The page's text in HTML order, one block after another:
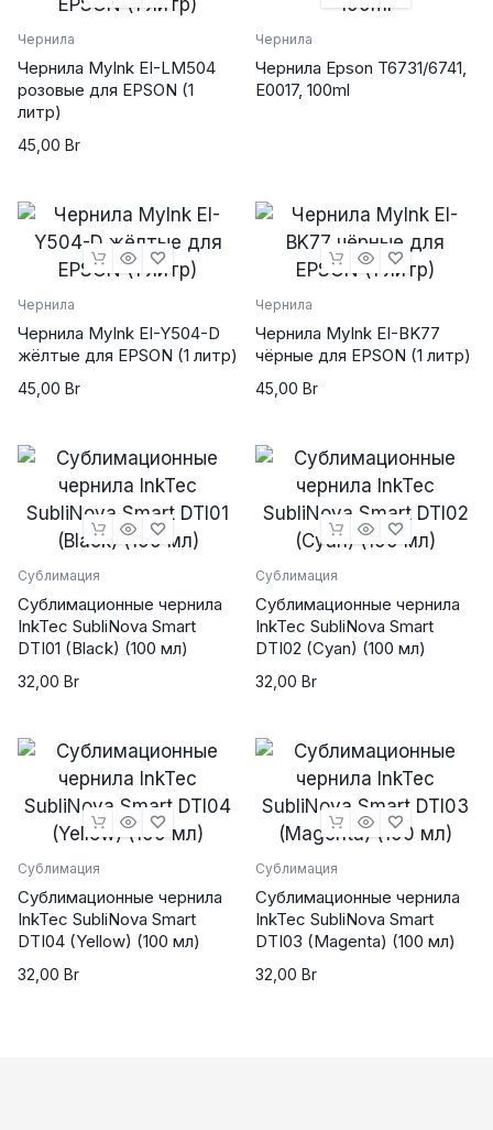
powered by
wordpress cookie
Чернила
Чернила MyInk EI-LM504
розовые для EPSON (1
литр)
45,00 Br
Чернила
Чернила Epson T6731/6741,
E0017, 100ml
Чернила
Чернила MyInk EI-Y504-D
жёлтые для EPSON (1 литр)
45,00 Br
Чернила
Чернила MyInk EI-BK77
чёрные для EPSON (1 литр)
45,00 Br
Сублимация
Сублимационные чернила
InkTec SubliNova Smart
DTI01 (Black) (100 мл)
32,00 Br
Сублимация
Сублимационные чернила
InkTec SubliNova Smart
DTI02 (Cyan) (100 мл)
32,00 Br
Сублимация
Сублимационные чернила
InkTec SubliNova Smart
DTI04 (Yellow) (100 мл)
32,00 Br
Сублимация
Сублимационные чернила
InkTec SubliNova Smart
DTI03 (Magenta) (100 мл)
32,00 Br